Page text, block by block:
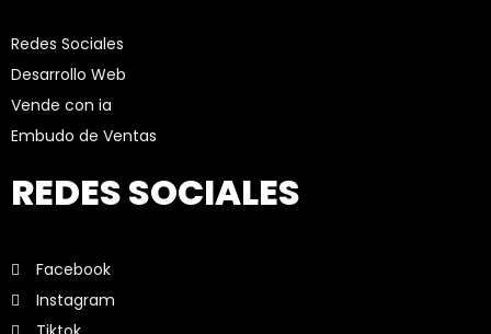
Redes Sociales
Desarrollo Web
Vende con ia
Embudo de Ventas
REDES SOCIALES
Facebook
Instagram